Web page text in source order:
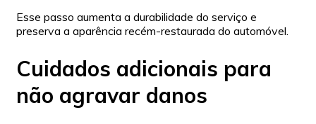
Esse passo aumenta a durabilidade do serviço e
preserva a aparência recém-restaurada do automóvel.
Cuidados adicionais para
não agravar danos